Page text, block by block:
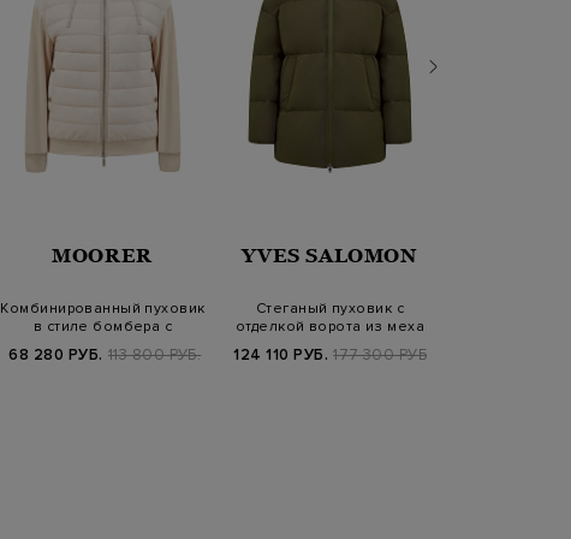
MOORER
Комбинированный пуховик
в стиле бомбера с
68 280 РУБ. 113 800 РУБ.
YVES SALOMON
Стеганый пуховик с
отделкой ворота из меха
124 110 РУБ. 177 300 РУБ.